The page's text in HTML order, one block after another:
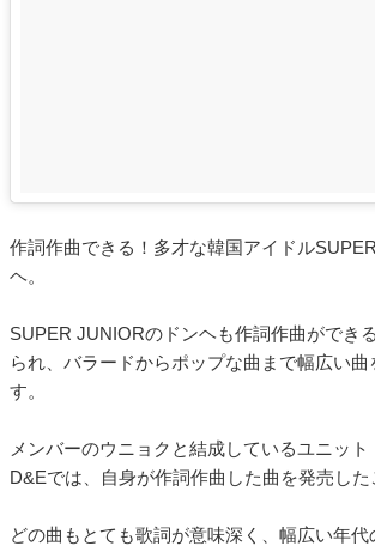
作詞作曲できる！多才な韓国アイドル
ヘ。
SUPER JUNIORのドンヘも作詞作曲ができ
られ、バラードからポップな曲まで幅広い曲
す。
メンバーのウニョクと結成しているユニッ
D&Eでは、自身が作詞作曲した曲を発売した
どの曲もとても歌詞が意味深く、幅広い年